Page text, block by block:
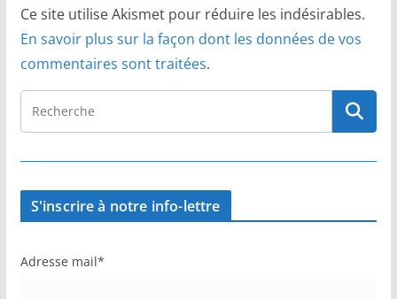
Ce site utilise Akismet pour réduire les indésirables.
En savoir plus sur la façon dont les données de vos
commentaires sont traitées.
S'inscrire à notre info-lettre
Adresse mail*